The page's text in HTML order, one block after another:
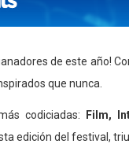
de este año!
que nunca.
codiciadas: Film,
edición del festival,